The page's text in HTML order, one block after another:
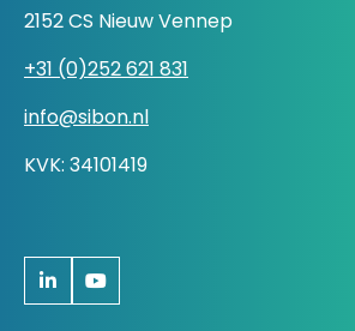
2152 CS Nieuw Vennep
+31 (0)252 621 831
info@sibon.nl
KVK: 34101419